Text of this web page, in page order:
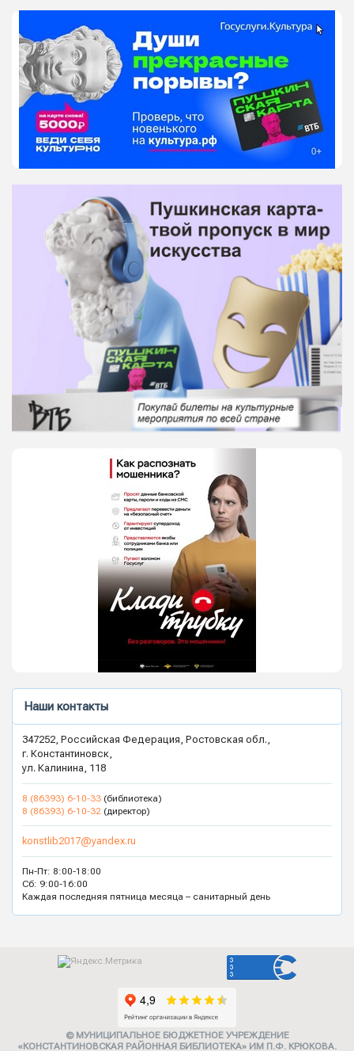
Наши контакты
347252, Российская Федерация, Ростовская обл.,
г. Константиновск,
ул. Калинина, 118
8 (86393) 6-10-33 (библиотека)
8 (86393) 6-10-32 (директор)
konstlib2017@yandex.ru
Пн-Пт: 8:00-18:00
Сб: 9:00-16:00
Каждая последняя пятница месяца – санитарный день
© МУНИЦИПАЛЬНОЕ БЮДЖЕТНОЕ УЧРЕЖДЕНИЕ
«КОНСТАНТИНОВСКАЯ РАЙОННАЯ БИБЛИОТЕКА» ИМ П.Ф. КРЮКОВА.